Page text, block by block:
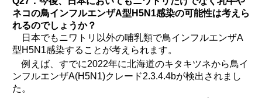
ネコの鳥インフルエンザA型H5N1感染の可能性は考えら
れるのでしょうか？
日本でもニワトリ以外の哺乳類で鳥インフルエンザA
型H5N1感染することが考えられます。
例えば、すでに2022年に北海道のキタキツネから鳥イ
ンフルエンザA(H5N1)クレード2.3.4.4bが検出されまし
た。